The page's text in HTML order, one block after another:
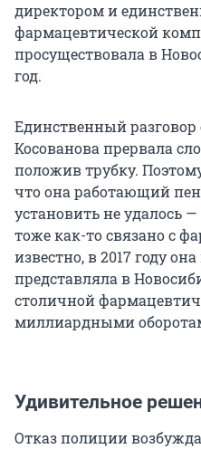
директором и
фармацевтической
просуществовала в
год.
Единственный разговор
Косованова прервала
положив трубку.
что она работающий
установить не удалось
тоже как-то связано с
известно, в 2017 году
представляла в
столичной
миллиардными
Удивительное
Отказ полиции